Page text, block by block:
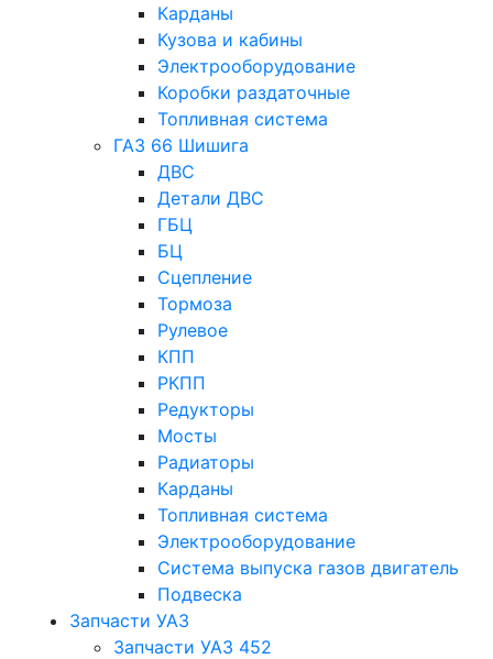
Карданы
Кузова и кабины
Электрооборудование
Коробки раздаточные
Топливная система
ГАЗ 66 Шишига
ДВС
Детали ДВС
ГБЦ
БЦ
Сцепление
Тормоза
Рулевое
КПП
РКПП
Редукторы
Мосты
Радиаторы
Карданы
Топливная система
Электрооборудование
Система выпуска газов двигатель
Подвеска
Запчасти УАЗ
Запчасти УАЗ 452